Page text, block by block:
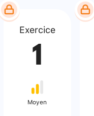
Exercice
1
Moyen